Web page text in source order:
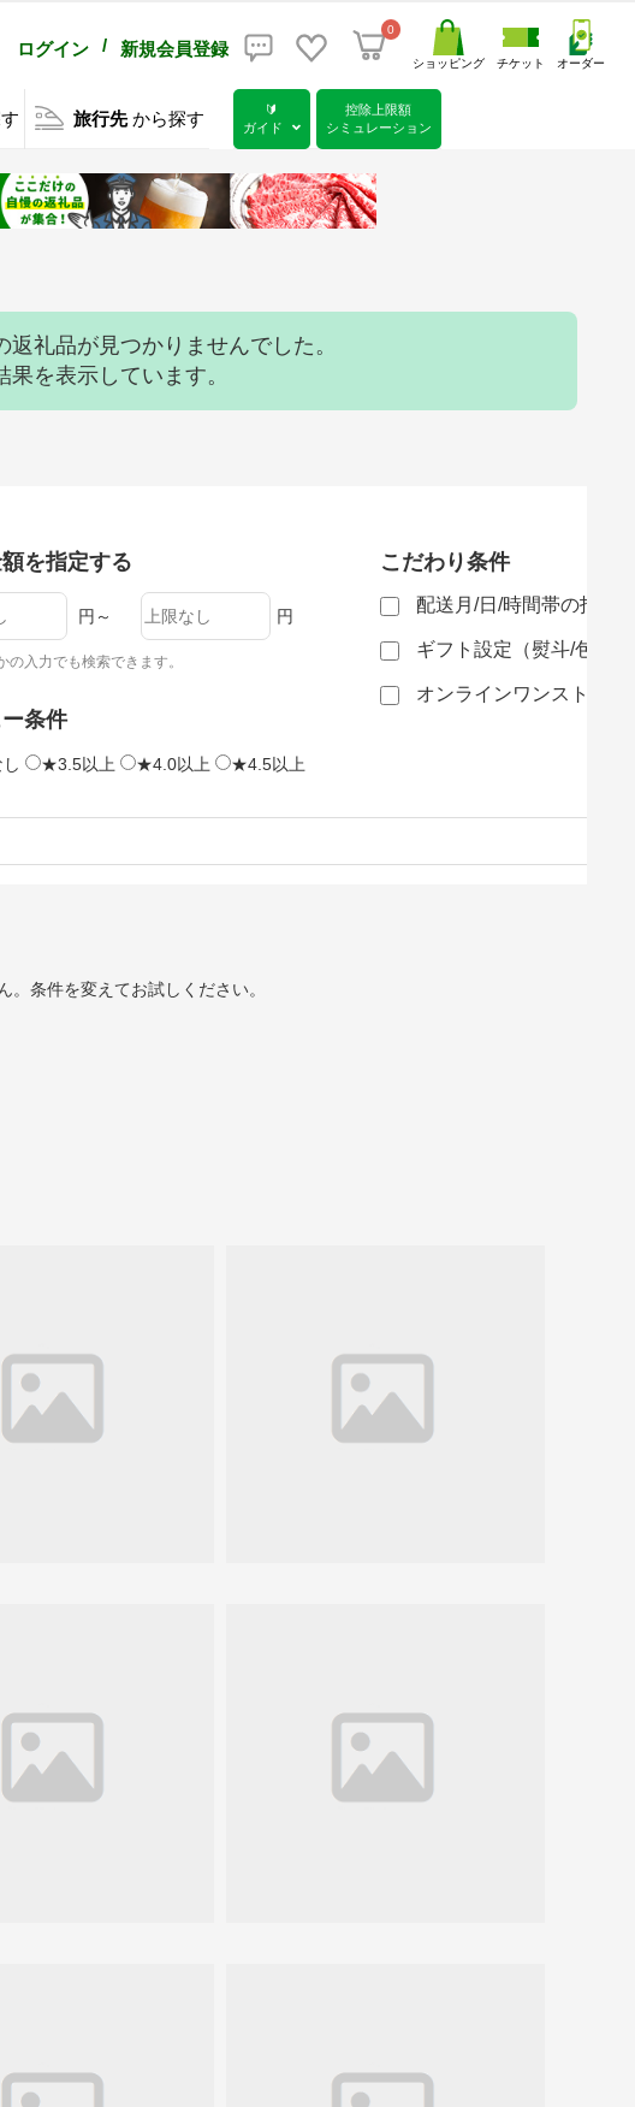
ログイン / 新規会員登録
0
ショッピング チケット オーダー
旅行先 から探す
🔰
ガイド
控除上限額
シミュレーション
返礼品が見つかりませんでした。
果を表示しています。
を指定する
円～ 円
入力でも検索できます。
条件
★3.5以上 ★4.0以上 ★4.5以上
こだわり条件
配送月/日/時間帯の指定
ギフト設定（熨斗/包装
オンラインワンストップ
。条件を変えてお試しください。